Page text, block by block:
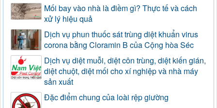
Mối bay vào nhà là điềm gì? Thực tế và cách
xử lý hiệu quả
Dịch vụ phun thuốc sát trùng diệt khuẩn virus
corona bằng Cloramin B của Cộng hòa Séc
Dịch vụ diệt muỗi, diệt côn trùng, diệt kiến gián,
diệt chuột, diệt mối cho xí nghiệp và nhà máy
sản xuất
Đặc điểm chung của loài rệp giường